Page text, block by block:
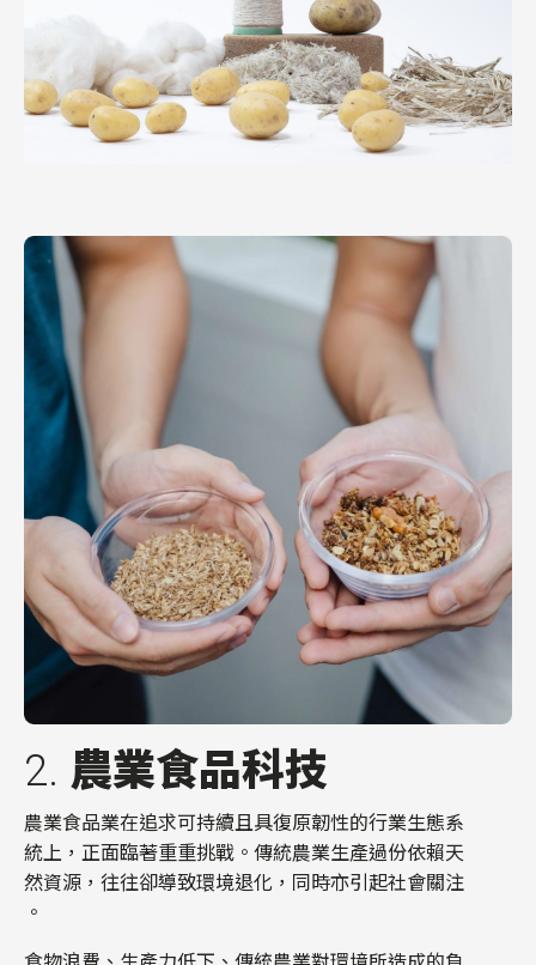
2. 農業食品科技
農業食品業在追求可持續且具復原韌性的行業生態系
統上，正面臨著重重挑戰。傳統農業生產過份依賴天
然資源，往往卻導致環境退化，同時亦引起社會關注
。